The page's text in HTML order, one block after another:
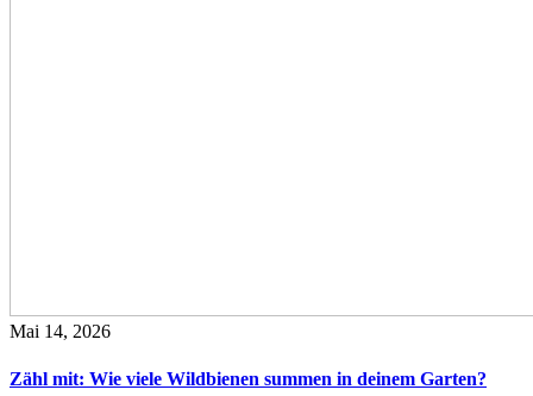
Mai 14, 2026
Zähl mit: Wie viele Wildbienen summen in deinem Garten?